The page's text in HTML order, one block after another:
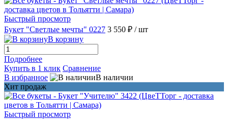
Быстрый просмотр
Букет "Светлые мечты" 0227 3 550 ₽ / шт
В корзину
Подробнее
Купить в 1 клик Сравнение
В избранное
В наличии
Хит продаж
Быстрый просмотр